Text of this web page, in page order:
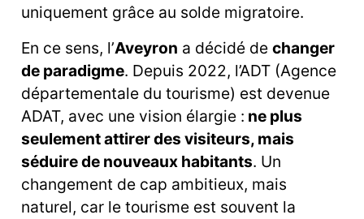
uniquement grâce au solde migratoire.
En ce sens, l’Aveyron a décidé de changer
de paradigme. Depuis 2022, l’ADT (Agence
départementale du tourisme) est devenue
ADAT, avec une vision élargie : ne plus
seulement attirer des visiteurs, mais
séduire de nouveaux habitants. Un
changement de cap ambitieux, mais
naturel, car le tourisme est souvent la